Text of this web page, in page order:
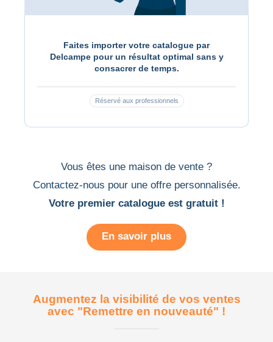
Faites importer votre catalogue par
Delcampe pour un résultat optimal sans y
consacrer de temps.
Réservé aux professionnels
Vous êtes une maison de vente ?
Contactez-nous pour une offre personnalisée.
Votre premier catalogue est gratuit !
En savoir plus
Augmentez la visibilité de vos ventes
avec "Remettre en nouveauté" !